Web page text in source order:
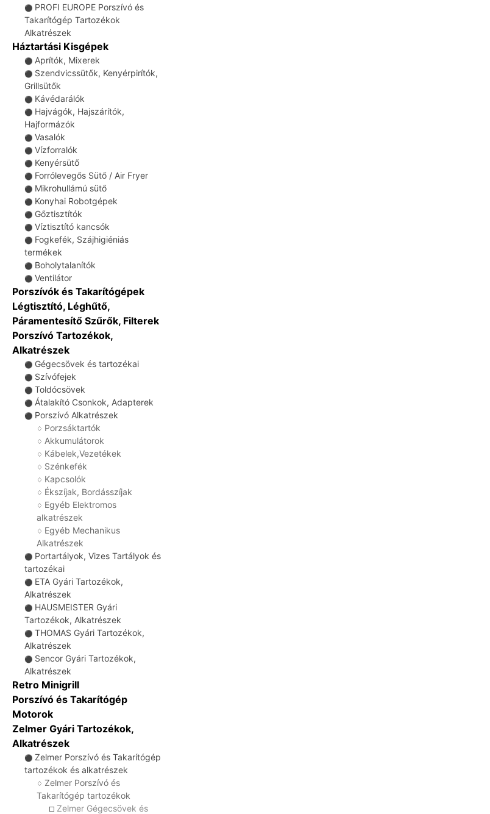
⚫ PROFI EUROPE Porszívó és
Takarítógép Tartozékok
Alkatrészek
Háztartási Kisgépek
⚫ Aprítók, Mixerek
⚫ Szendvicssütők, Kenyérpirítók,
Grillsütők
⚫ Kávédarálók
⚫ Hajvágók, Hajszárítók,
Hajformázók
⚫ Vasalók
⚫ Vízforralók
⚫ Kenyérsütő
⚫ Forrólevegős Sütő / Air Fryer
⚫ Mikrohullámú sütő
⚫ Konyhai Robotgépek
⚫ Gőztisztítók
⚫ Víztisztító kancsók
⚫ Fogkefék, Szájhigiéniás
termékek
⚫ Boholytalanítók
⚫ Ventilátor
Porszívók és Takarítógépek
Légtisztító, Léghűtő,
Páramentesítő Szűrők, Filterek
Porszívó Tartozékok,
Alkatrészek
⚫ Gégecsövek és tartozékai
⚫ Szívófejek
⚫ Toldócsövek
⚫ Átalakító Csonkok, Adapterek
⚫ Porszívó Alkatrészek
♢ Porzsáktartók
♢ Akkumulátorok
♢ Kábelek,Vezetékek
♢ Szénkefék
♢ Kapcsolók
♢ Ékszíjak, Bordásszíjak
♢ Egyéb Elektromos
alkatrészek
♢ Egyéb Mechanikus
Alkatrészek
⚫ Portartályok, Vizes Tartályok és
tartozékai
⚫ ETA Gyári Tartozékok,
Alkatrészek
⚫ HAUSMEISTER Gyári
Tartozékok, Alkatrészek
⚫ THOMAS Gyári Tartozékok,
Alkatrészek
⚫ Sencor Gyári Tartozékok,
Alkatrészek
Retro Minigrill
Porszívó és Takarítógép
Motorok
Zelmer Gyári Tartozékok,
Alkatrészek
⚫ Zelmer Porszívó és Takarítógép
tartozékok és alkatrészek
♢ Zelmer Porszívó és
Takarítógép tartozékok
☐ Zelmer Gégecsövek és